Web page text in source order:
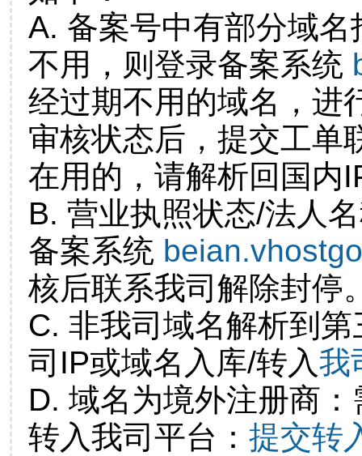
A. 备案号中有部分域
不用，则登录备案系统
经过期不用的域名，进
审核状态后，提交工单
在用的，请解析回国内
B. 营业执照状态/法人
备案系统
核后联系我司解除封停
C. 非我司域名解析到
司IP或域名入库/转入我
D. 域名为境外注册商
转入我司平台： 提交转